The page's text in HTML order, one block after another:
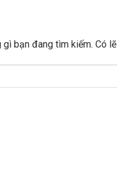
bạn đang tìm kiếm. Có